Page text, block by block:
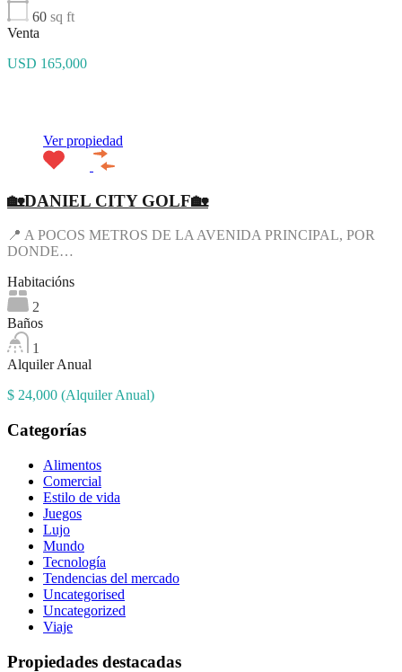
60 sq ft
Venta
USD 165,000
Ver propiedad
🏡DANIEL CITY GOLF🏡
📍 A POCOS METROS DE LA AVENIDA PRINCIPAL, POR
DONDE…
Habitacións
2
Baños
1
Alquiler Anual
$ 24,000 (Alquiler Anual)
Categorías
Alimentos
Comercial
Estilo de vida
Juegos
Lujo
Mundo
Tecnología
Tendencias del mercado
Uncategorised
Uncategorized
Viaje
Propiedades destacadas